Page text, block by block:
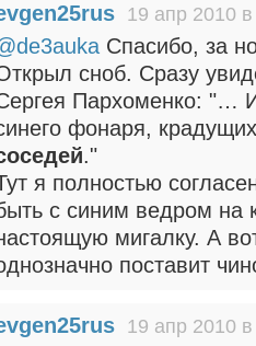
19 апр 2010
Спасибо, за
сноб. Сразу
Пархоменко: "…
фонаря,
."
я полностью
с синим ведром на
мигалку. А
поставит
19 апр 2010